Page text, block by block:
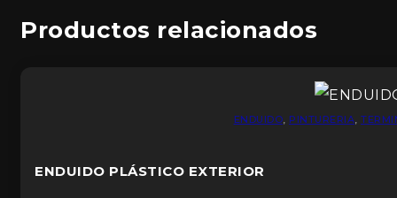
Productos relacionados
ENDUIDO, PINTURERIA,
ENDUIDO PLÁSTICO EXTERIOR